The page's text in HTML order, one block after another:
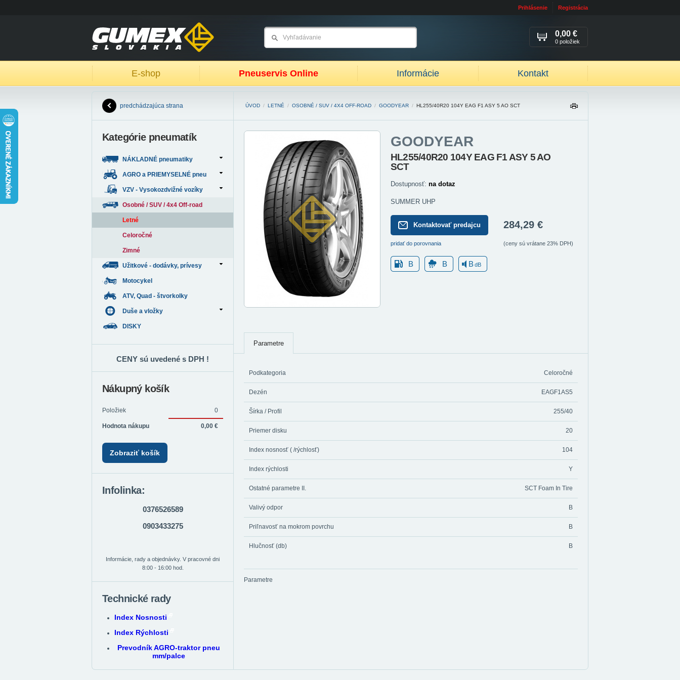
Prihlásenie Registrácia
E-shop Pneuservis Online Informácie Kontakt
0,00 €
0 položiek
ÚVOD / LETNÉ / OSOBNÉ / SUV / 4X4 OFF-ROAD / GOODYEAR / HL255/40R20 104Y EAG F1 ASY 5 AO SCT
IŤ
GOODYEAR
HL255/40R20 104Y EAG F1 ASY 5 AO
SCT
Dostupnosť: na dotaz
SUMMER UHP
Kontaktovať predajcu
pridať do porovnania
284,29 €
(ceny sú vrátane 23% DPH)
B B BdB
Parametre
Podkategoria Celoročné
Dezén EAGF1AS5
Šírka / Profil 255/40
Priemer disku 20
Index nosnosť ( /rýchlosť) 104
Index rýchlosti Y
Ostatné parametre II. SCT Foam In Tire
Valivý odpor B
Priľnavosť na mokrom povrchu B
Hlučnosť (db) B
Parametre
predchádzajúca strana
Kategórie pneumatík
NÁKLADNÉ pneumatiky
AGRO a PRIEMYSELNÉ pneu
VZV - Vysokozdvižné vozíky
Osobné / SUV / 4x4 Off-road
Letné
Celoročné
Zimné
Užitkové - dodávky, prívesy
Motocykel
ATV, Quad - štvorkolky
Duše a vložky
DISKY
CENY sú uvedené s DPH !
Nákupný košík
Položiek 0
Hodnota nákupu 0,00 €
Zobraziť košík
Infolinka:
0376526589
0903433275
Informácie, rady a objednávky. V pracovné dni
8:00 - 16:00 hod.
Technické rady
Index Nosnosti
Index Rýchlosti
Prevodník AGRO-traktor pneu
mm/palce